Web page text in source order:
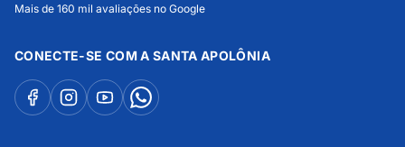
Mais de 160 mil avaliações no Google
CONECTE-SE COM A SANTA APOLÔNIA